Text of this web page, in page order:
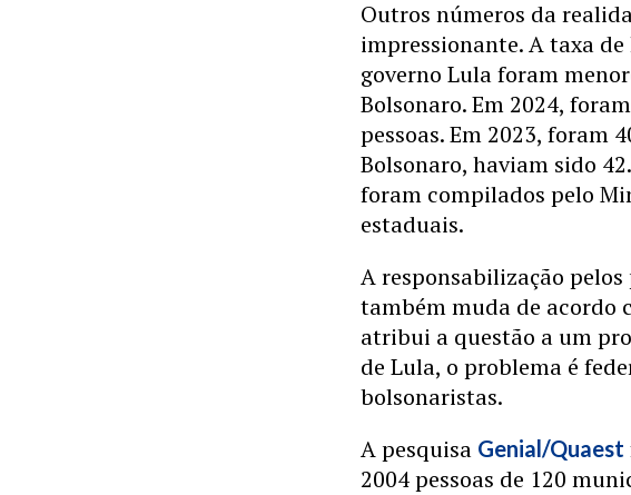
Outros números da
impressionante. A taxa
governo Lula foram
Bolsonaro. Em 2024,
pessoas. Em 2023, foram
Bolsonaro, haviam sido
foram compilados pelo
estaduais.
A responsabilização
também muda de acordo
atribui a questão a um
de Lula, o problema é
bolsonaristas.
A pesquisa Genial/Quaest
2004 pessoas de 120